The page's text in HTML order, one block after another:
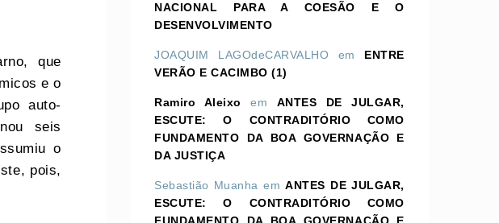
que
e o
auto-
seis
o
pois,
NACIONAL PARA A COESÃO E O
DESENVOLVIMENTO
JOAQUIM LAGOdeCARVALHO em ENTRE
VERÃO E CACIMBO (1)
Ramiro Aleixo em ANTES DE JULGAR,
ESCUTE: O CONTRADITÓRIO COMO
FUNDAMENTO DA BOA GOVERNAÇÃO E
DA JUSTIÇA
Sebastião Muanha emANTES DE JULGAR,
ESCUTE: O CONTRADITÓRIO COMO